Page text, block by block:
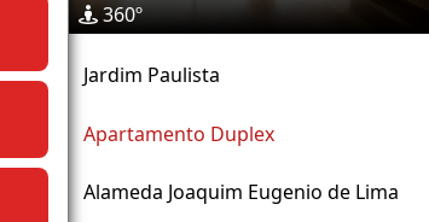
360º
Jardim Paulista
Apartamento Duplex
Alameda Joaquim Eugenio de Lima